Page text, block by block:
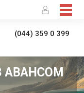
(044) 359 0 399
З АВАНСОМ